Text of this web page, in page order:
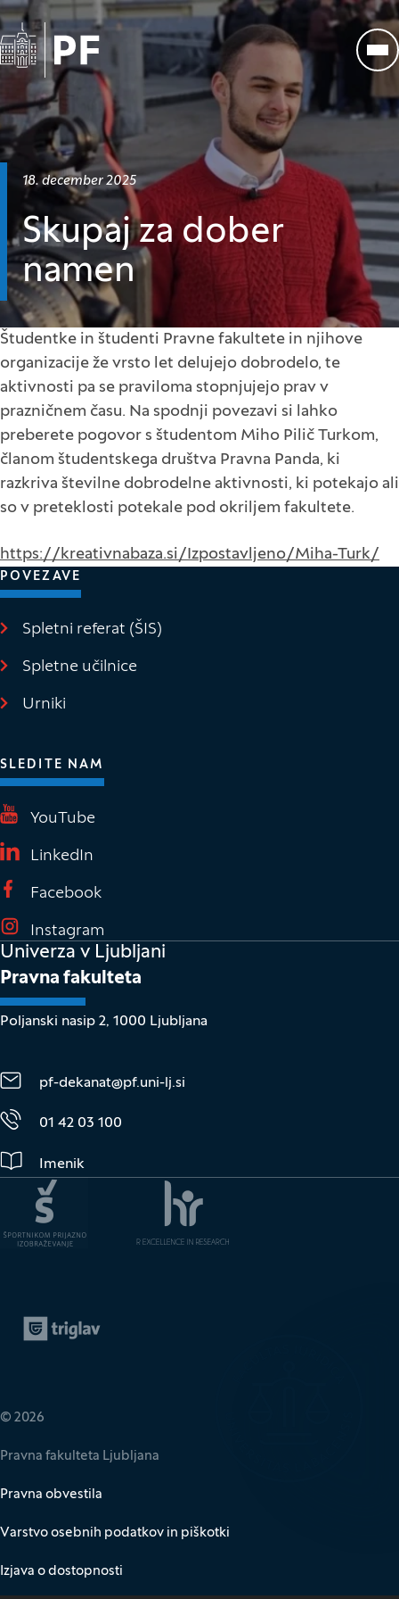
Na začetno stran
Datum objave:
18. december 2025
Skupaj za dober
namen
Študentke in študenti Pravne fakultete in njihove
organizacije že vrsto let delujejo dobrodelo, te
aktivnosti pa se praviloma stopnjujejo prav v
prazničnem času. Na spodnji povezavi si lahko
preberete pogovor s študentom Miho Pilič Turkom,
članom študentskega društva Pravna Panda, ki
razkriva številne dobrodelne aktivnosti, ki potekajo ali
so v preteklosti potekale pod okriljem fakultete.
https://kreativnabaza.si/Izpostavljeno/Miha-Turk/
POVEZAVE
Spletni referat (ŠIS)
Spletne učilnice
Urniki
SLEDITE NAM
YouTube
LinkedIn
Facebook
Instagram
Univerza v Ljubljani
Pravna fakulteta
Poljanski nasip 2, 1000 Ljubljana
pf-dekanat@pf.uni-lj.si
01 42 03 100
Imenik
© 2026
Pravna fakulteta Ljubljana
Pravna obvestila
Varstvo osebnih podatkov in piškotki
Izjava o dostopnosti